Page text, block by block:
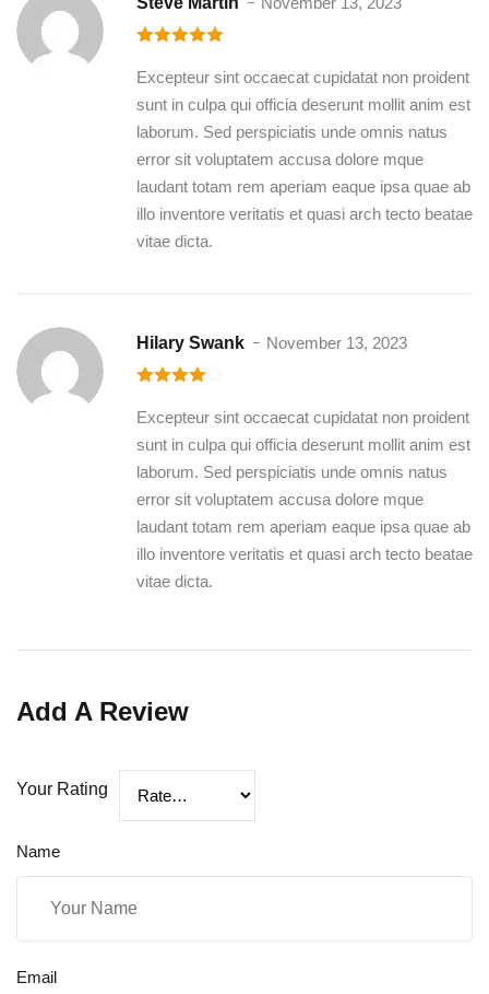
Excepteur sint occaecat cupidatat non proident
sunt in culpa qui officia deserunt mollit anim est
laborum. Sed perspiciatis unde omnis natus
error sit voluptatem accusa dolore mque
laudant totam rem aperiam eaque ipsa quae ab
illo inventore veritatis et quasi arch tecto beatae
vitae dicta.
Hilary Swank November 13, 2023
5
Excepteur sint occaecat cupidatat non proident
sunt in culpa qui officia deserunt mollit anim est
laborum. Sed perspiciatis unde omnis natus
error sit voluptatem accusa dolore mque
laudant totam rem aperiam eaque ipsa quae ab
illo inventore veritatis et quasi arch tecto beatae
vitae dicta.
Add A Review
Your Rating
Name
Email